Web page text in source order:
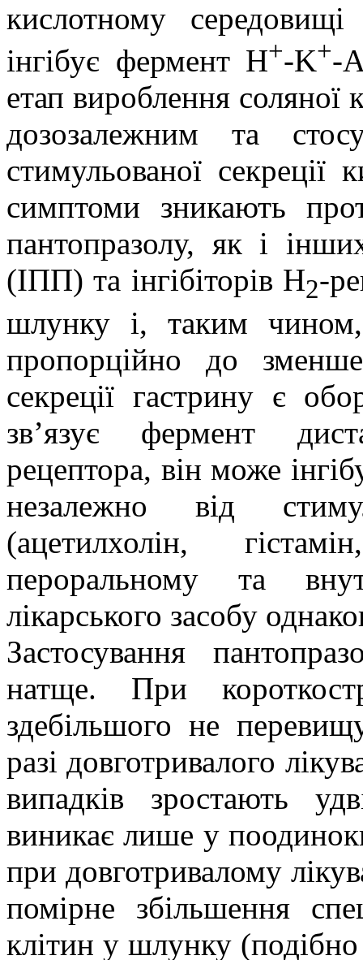
кислотному
інгібує фермент H+-K+-
етап вироблення соляної
дозозалежним та
стимульованої секреції
симптоми зникають
пантопразолу, як і
(ІПП) та інгібіторів H2-
шлунку і, таким чином,
пропорційно до
секреції гастрину є
зв’язує фермент
рецептора, він може
незалежно від
(ацетилхолін,
пероральному та
лікарського засобу
Застосування
натще. При
здебільшого не
разі довготривалого
випадків зростають
виникає лише у
при довготривалому
помірне збільшення
клітин у шлунку (подібно